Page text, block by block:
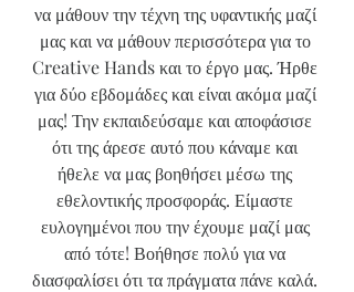
να μάθουν την τέχνη της υφαντικής μαζί
μας και να μάθουν περισσότερα για το
Creative Hands και το έργο μας. Ήρθε
για δύο εβδομάδες και είναι ακόμα μαζί
μας! Την εκπαιδεύσαμε και αποφάσισε
ότι της άρεσε αυτό που κάναμε και
ήθελε να μας βοηθήσει μέσω της
εθελοντικής προσφοράς. Είμαστε
ευλογημένοι που την έχουμε μαζί μας
από τότε! Βοήθησε πολύ για να
διασφαλίσει ότι τα πράγματα πάνε καλά.